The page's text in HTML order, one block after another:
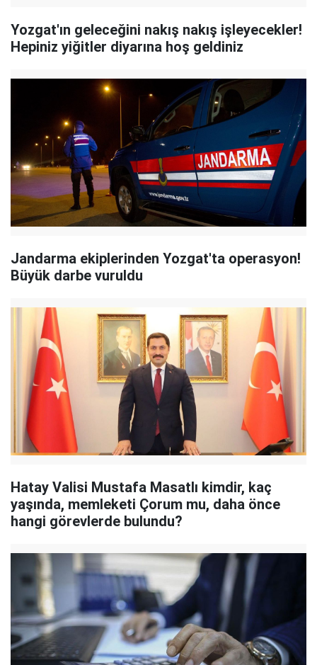
Yozgat'ın geleceğini nakış nakış işleyecekler!
Hepiniz yiğitler diyarına hoş geldiniz
Jandarma ekiplerinden Yozgat'ta operasyon!
Büyük darbe vuruldu
Hatay Valisi Mustafa Masatlı kimdir, kaç
yaşında, memleketi Çorum mu, daha önce
hangi görevlerde bulundu?